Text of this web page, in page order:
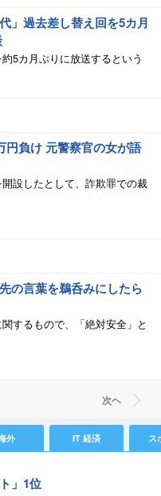
」過去差し替え回を5カ月
5カ月ぶりに放送するという
円負け 元警察官の女が語
設したとして、詐欺罪での裁
の言葉を鵜呑みにしたら
するもので、「絶対安全」と
次ヘ
外 IT 経済 ス
」1位